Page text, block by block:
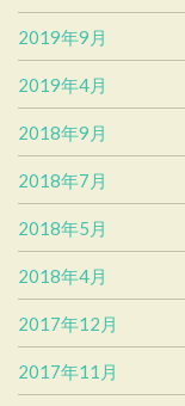
2019年9月
2019年4月
2018年9月
2018年7月
2018年5月
2018年4月
2017年12月
2017年11月